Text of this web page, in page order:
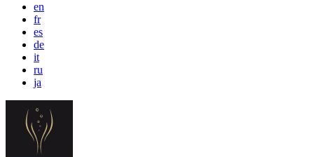
en
fr
es
de
it
ru
ja